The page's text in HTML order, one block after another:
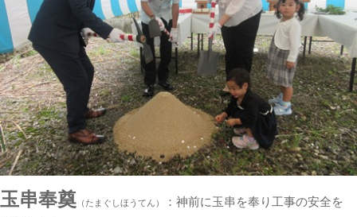
玉串奉奠 （たまぐしほうてん）
：神前に玉串を奉り工事の安全を